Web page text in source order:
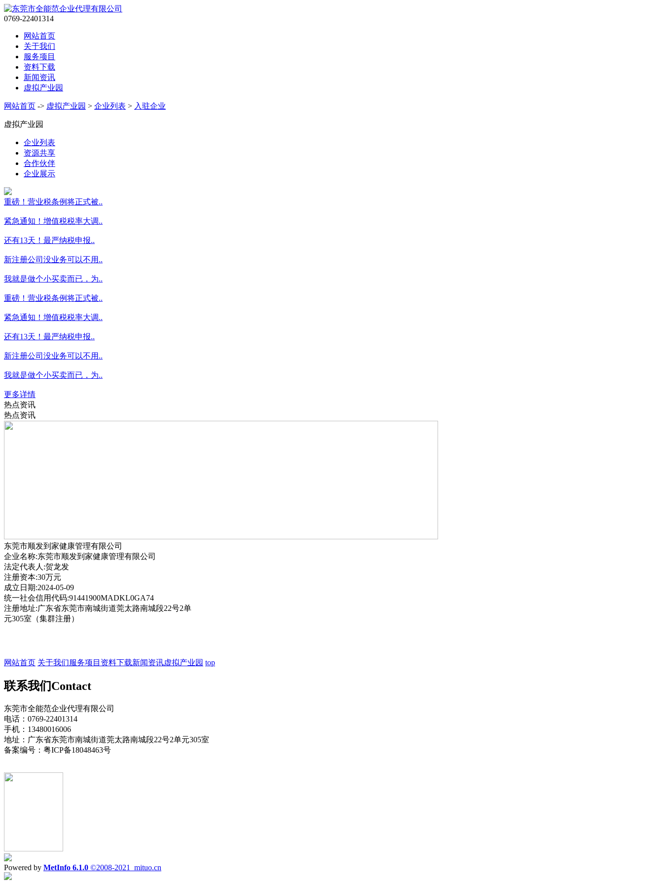
0769-22401314
网站首页
关于我们
服务项目
资料下载
新闻资讯
虚拟产业园
网站首页 -> 虚拟产业园 > 企业列表 > 入驻企业
虚拟产业园
企业列表
资源共享
合作伙伴
企业展示
重磅！营业税条例将正式被..
紧急通知！增值税税率大调..
还有13天！最严纳税申报..
新注册公司没业务可以不用..
我就是做个小买卖而已，为..
重磅！营业税条例将正式被..
紧急通知！增值税税率大调..
还有13天！最严纳税申报..
新注册公司没业务可以不用..
我就是做个小买卖而已，为..
更多详情
热点资讯
热点资讯
东莞市顺发到家健康管理有限公司
企业名称:东莞市顺发到家健康管理有限公司
法定代表人:贺龙发
注册资本:30万元
成立日期:2024-05-09
统一社会信用代码:91441900MADKL0GA74
注册地址:广东省东莞市南城街道莞太路南城段22号2单
元305室（集群注册）
网站首页 关于我们服务项目 资料下载新闻资讯虚拟产业园 top
联系我们Contact
东莞市全能范企业代理有限公司
电话：0769-22401314
手机：13480016006
地址：广东省东莞市南城街道莞太路南城段22号2单元305室
备案编号：粤ICP备18048463号
Powered by MetInfo 6.1.0 ©2008-2021 mituo.cn